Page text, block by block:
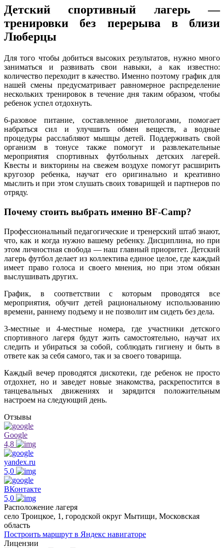
Детский спортивный лагерь —
тренировки без перерыва в близи
Люберцы
Для того чтобы добиться высоких результатов, нужно много
заниматься и развивать свои навыки, а как известно:
количество переходит в качество. Именно поэтому график для
нашей смены предусматривает равномерное распределение
нескольких тренировок в течение дня таким образом, чтобы
ребенок успел отдохнуть.
6-разовое питание, составленное диетологами, помогает
набраться сил и улучшить обмен веществ, а водные
процедуры расслабляют мышцы детей. Поддерживать свой
организм в тонусе также помогут и развлекательные
мероприятия спортивных футбольных детских лагерей.
Квесты и викторины на свежем воздухе помогут расширить
кругозор ребенка, научат его оригинально и креативно
мыслить и при этом слушать своих товарищей и партнеров по
отряду.
Почему стоить выбрать именно BF-Camp?
Профессиональный педагогические и тренерский штаб знают,
что, как и когда нужно вашему ребенку. Дисциплина, но при
этом личностная свобода — наш главный приоритет. Детский
лагерь футбол делает из коллектива единое целое, где каждый
имеет право голоса и своего мнения, но при этом обязан
выслушивать других.
График, в соответствии с которым проводятся все
мероприятия, обучит детей рациональному использованию
времени, раннему подъему и не позволит им сидеть без дела.
3-местные и 4-местные номера, где участники детского
спортивного лагеря будут жить самостоятельно, научат их
следить и убираться за собой, соблюдать гигиену и быть в
ответе как за себя самого, так и за своего товарища.
Каждый вечер проводятся дискотеки, где ребенок не просто
отдохнет, но и заведет новые знакомства, раскрепостится в
танцевальных движениях и зарядится положительным
настроем на следующий день.
Отзывы
Google
4,8
yandex.ru
5,0
ВКонтакте
5,0
Расположение лагеря
село Троицкое, 1, городской округ Мытищи, Московская
область
Построить маршрут в Яндекс навигаторе
Лицензии